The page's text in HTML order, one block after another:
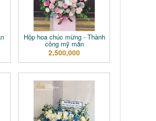
Hộp hoa chúc mừng - Thành
công mỹ mãn
2,500,000